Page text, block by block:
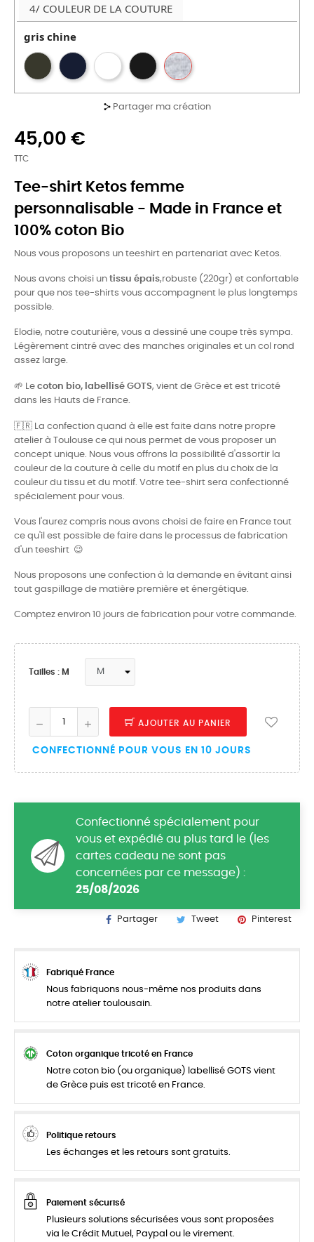
4/ COULEUR DE LA COUTURE
gris chine
Partager ma création
45,00 €
TTC
Tee-shirt Ketos femme
personnalisable - Made in France et
100% coton Bio
Nous vous proposons un teeshirt en partenariat avec Ketos.
Nous avons choisi un tissu épais,robuste (220gr) et confortable
pour que nos tee-shirts vous accompagnent le plus longtemps
possible.
Elodie, notre couturière, vous a dessiné une coupe très sympa.
Légèrement cintré avec des manches originales et un col rond
assez large.
🌱 Le coton bio, labellisé GOTS, vient de Grèce et est tricoté
dans les Hauts de France.
🇫🇷 La confection quand à elle est faite dans notre propre
atelier à Toulouse ce qui nous permet de vous proposer un
concept unique. Nous vous offrons la possibilité d'assortir la
couleur de la couture à celle du motif en plus du choix de la
couleur du tissu et du motif. Votre tee-shirt sera confectionné
spécialement pour vous.
Vous l'aurez compris nous avons choisi de faire en France tout
ce qu'il est possible de faire dans le processus de fabrication
d'un teeshirt 😉
Nous proposons une confection à la demande en évitant ainsi
tout gaspillage de matière première et énergétique.
Comptez environ 10 jours de fabrication pour votre commande.
Tailles : M
AJOUTER AU PANIER
CONFECTIONNÉ POUR VOUS EN 10 JOURS
Confectionné spécialement pour
vous et expédié au plus tard le (les
cartes cadeau ne sont pas
concernées par ce message) :
25/08/2026
Partager Tweet Pinterest
Fabriqué France
Nous fabriquons nous-même nos produits dans
notre atelier toulousain.
Coton organique tricoté en France
Notre coton bio (ou organique) labellisé GOTS vient
de Grèce puis est tricoté en France.
Politique retours
Les échanges et les retours sont gratuits.
Paiement sécurisé
Plusieurs solutions sécurisées vous sont proposées
via le Crédit Mutuel, Paypal ou le virement.